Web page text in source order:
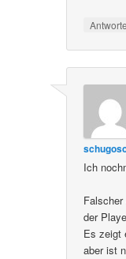
Ich
der
Es zeigt
aber ist